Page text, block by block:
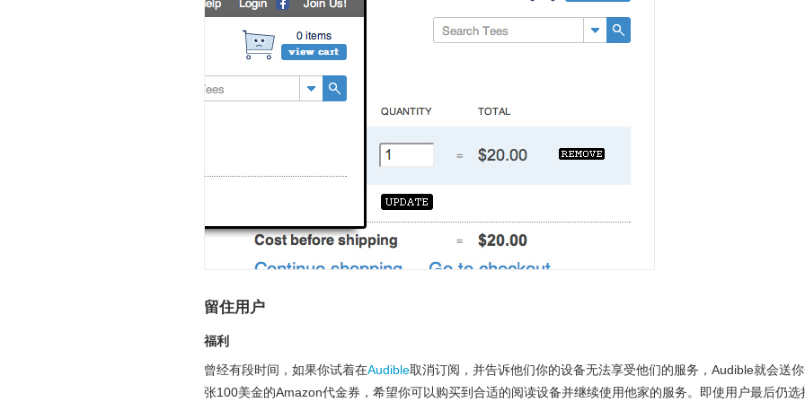
留住用户
福利
曾经有段时间，如果你试着在Audible取消订阅，并告诉他们你的设备无法享受他们的服务，Audible就会送
张100美金的Amazon代金券，希望你可以购买到合适的阅读设备并继续使用他家的服务。即使用户最后仍选